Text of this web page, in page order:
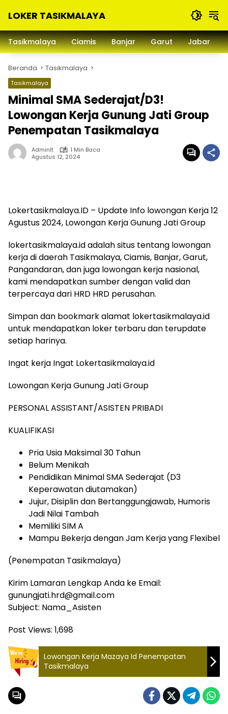
LOKER TASIKMALAYA
Lowongan
Kerja
dan
Sekitarna
Tasikmalaya Ciamis Banjar Garut Jabar
Beranda Tasikmalaya
Tasikmalaya
Minimal SMA Sederajat/D3!
Lowongan Kerja Gunung Jati Group
Penempatan Tasikmalaya
Adminlt
1 Min Baca
Agustus 12, 2024
Lokertasikmalaya.ID – Update Info lowongan Kerja 12
Agustus 2024, Lowongan Kerja Gunung Jati Group
lokertasikmalaya.id adalah situs tentang lowongan
kerja di daerah Tasikmalaya, Ciamis, Banjar, Garut,
Pangandaran, dan juga lowongan kerja nasional,
kami mendapatkan sumber dengan valid dan
terpercaya dari HRD HRD perusahan.
Simpan dan bookmark alamat lokertasikmalaya.id
untuk mendapatkan loker terbaru dan terupdate
setiap harinya.
Ingat kerja Ingat Lokertasikmalaya.id
Lowongan Kerja Gunung Jati Group
PERSONAL ASSISTANT/ASISTEN PRIBADI
KUALIFIKASI
Pria Usia Maksimal 30 Tahun
Belum Menikah
Pendidikan Minimal SMA Sederajat (D3
Keperawatan diutamakan)
Jujur, Disiplin dan Bertanggungjawab, Humoris
Jadi Nilai Tambah
Memiliki SIM A
Mampu Bekerja dengan Jam Kerja yang Flexibel
(Penempatan Tasikmalaya)
Kirim Lamaran Lengkap Anda ke Email:
gunungjati.hrd@gmail.com
Subject: Nama_Asisten
Post Views: 1,698
Lowongan Kerja Mazaya Id Penempatan
Tasikmalaya